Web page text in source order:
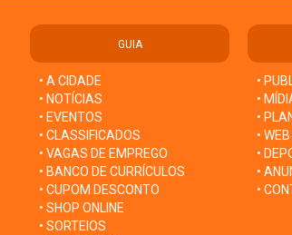
GUIA
• A CIDADE
• NOTÍCIAS
• EVENTOS
• CLASSIFICADOS
• VAGAS DE EMPREGO
• BANCO DE CURRÍCULOS
• CUPOM DESCONTO
• SHOP ONLINE
• SORTEIOS
•
•
•
•
•
•
•